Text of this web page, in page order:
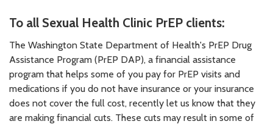
To all Sexual Health Clinic PrEP clients:
The Washington State Department of Health's PrEP Drug
Assistance Program (PrEP DAP), a financial assistance
program that helps some of you pay for PrEP visits and
medications if you do not have insurance or your insurance
does not cover the full cost, recently let us know that they
are making financial cuts. These cuts may result in some of